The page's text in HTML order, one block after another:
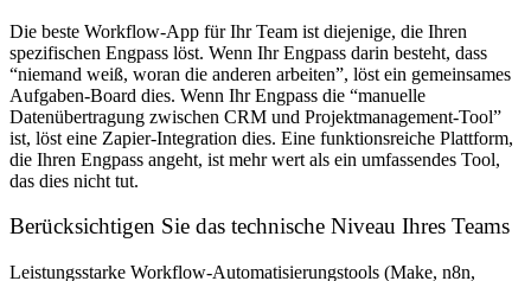
Die beste Workflow-App für Ihr Team ist diejenige, die Ihren
spezifischen Engpass löst. Wenn Ihr Engpass darin besteht, dass
“niemand weiß, woran die anderen arbeiten”, löst ein gemeinsames
Aufgaben-Board dies. Wenn Ihr Engpass die “manuelle
Datenübertragung zwischen CRM und Projektmanagement-Tool”
ist, löst eine Zapier-Integration dies. Eine funktionsreiche Plattform,
die Ihren Engpass angeht, ist mehr wert als ein umfassendes Tool,
das dies nicht tut.
Berücksichtigen Sie das technische Niveau Ihres Teams
Leistungsstarke Workflow-Automatisierungstools (Make, n8n,